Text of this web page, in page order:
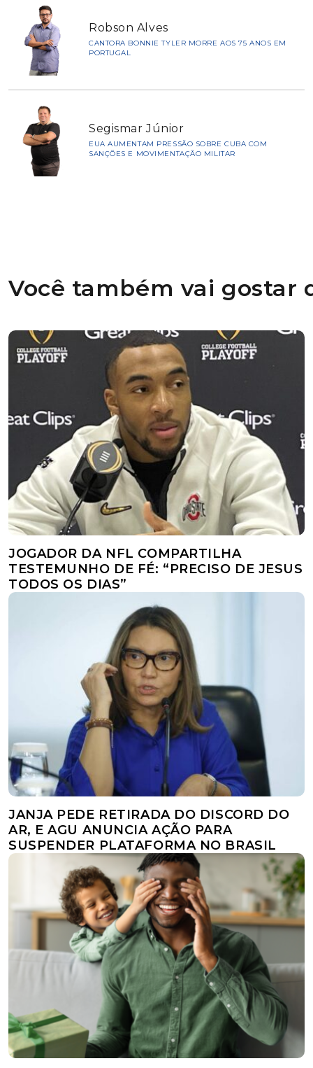
Robson Alves
CANTORA BONNIE TYLER MORRE AOS 75 ANOS EM
PORTUGAL
Segismar Júnior
EUA AUMENTAM PRESSÃO SOBRE CUBA COM
SANÇÕES E MOVIMENTAÇÃO MILITAR
Você também vai gostar
JOGADOR DA NFL COMPARTILHA
TESTEMUNHO DE FÉ: “PRECISO DE JESUS
TODOS OS DIAS”
JANJA PEDE RETIRADA DO DISCORD DO
AR, E AGU ANUNCIA AÇÃO PARA
SUSPENDER PLATAFORMA NO BRASIL